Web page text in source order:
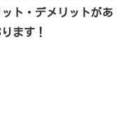
ト・デメリットがあ
ます！